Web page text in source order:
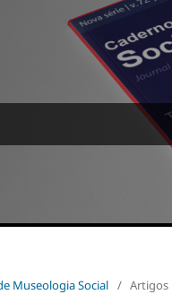
Museologia Social / Artigos